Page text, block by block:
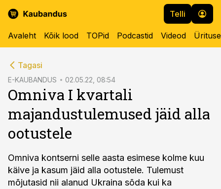
Telli
Avaleht Kõik lood TOPid Podcastid Videod
Tagasi
E-KAUBANDUS 02.05.22, 08:54
Omniva I kvartali
majandustulemused jäid alla
ootustele
Omniva kontserni selle aasta esimese kolme kuu
käive ja kasum jäid alla ootustele. Tulemust
mõjutasid nii alanud Ukraina sõda kui ka